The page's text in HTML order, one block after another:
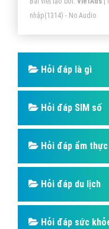
trình lọc rồi được
thì được hâm lên. Đó
nóng.
nhập(1314) - No Audio
Hỏi đáp là gì
Hỏi đáp SIM số
Hỏi đáp ẩm thực
Hỏi đáp du lịch
Hỏi đáp sức